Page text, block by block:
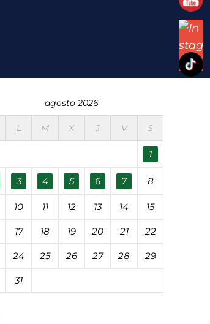
agosto 2026
L M X J V S
1
3 4 5 6 7 8
10 11 12 13 14 15
17 18 19 20 21 22
24 25 26 27 28 29
31